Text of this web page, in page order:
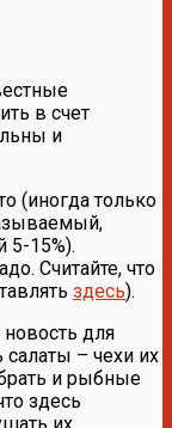
в счет
и
(иногда только
5-15%).
Считайте, что
здесь).
для
салаты – чехи их
и рыбные
здесь